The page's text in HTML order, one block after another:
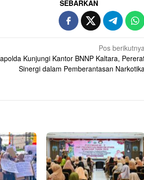
SEBARKAN
Pos
Kunjungi Kantor BNNP Kaltara,
Sinergi dalam Pemberantasan